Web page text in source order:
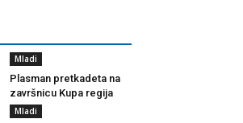
Mladi
Plasman pretkadeta na
završnicu Kupa regija
Mladi